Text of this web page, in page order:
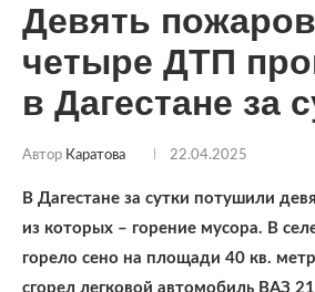
Девять
четыре ДТП
в Дагестане за
Автор Каратова 22.04.2025
В Дагестане за сутки потушили
из которых – горение мусора. В
горело сено на площади 40 кв.
сгорел легковой автомобиль ВАЗ